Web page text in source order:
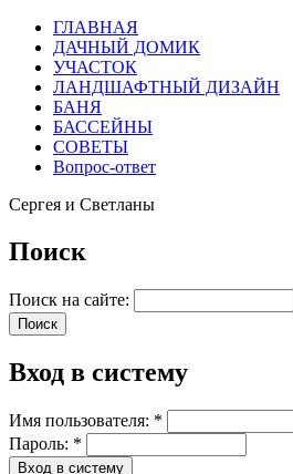
ГЛАВНАЯ
ДАЧНЫЙ ДОМИК
УЧАСТОК
ЛАНДШАФТНЫЙ ДИЗАЙН
БАНЯ
БАССЕЙНЫ
СОВЕТЫ
Вопрос-ответ
Сергея и Светланы
Поиск
Поиск на сайте:
Вход в систему
Имя пользователя: *
Пароль: *